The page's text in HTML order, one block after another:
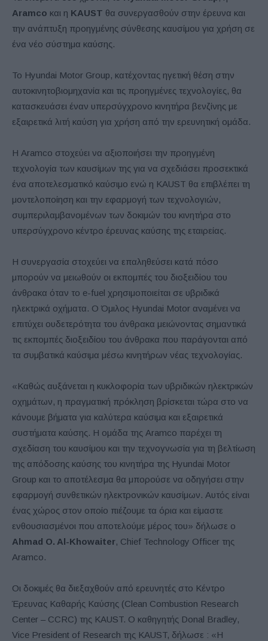
Aramco και η KAUST θα συνεργασθούν στην έρευνα και
την ανάπτυξη προηγμένης σύνθεσης καυσίμου για χρήση σε
ένα νέο σύστημα καύσης.
Το Hyundai Motor Group, κατέχοντας ηγετική θέση στην
αυτοκινητοβιομηχανία και τις προηγμένες τεχνολογίες, θα
κατασκευάσει έναν υπερσύγχρονο κινητήρα βενζίνης με
εξαιρετικά λιτή καύση για χρήση από την ερευνητική ομάδα.
Η Aramco στοχεύει να αξιοποιήσει την προηγμένη
τεχνολογία των καυσίμων της για να σχεδιάσει προσεκτικά
ένα αποτελεσματικό καύσιμο ενώ η KAUST θα επιβλέπει τη
μοντελοποίηση και την εφαρμογή των τεχνολογιών,
συμπεριλαμβανομένων των δοκιμών του κινητήρα στο
υπερσύγχρονο κέντρο έρευνας καύσης της εταιρείας.
Η συνεργασία στοχεύει να επαληθεύσει κατά πόσο
μπορούν να μειωθούν οι εκπομπές του διοξειδίου του
άνθρακα όταν το e-fuel χρησιμοποιείται σε υβριδικά
ηλεκτρικά οχήματα. Ο Όμιλος Hyundai Motor αναμένει να
επιτύχει ουδετερότητα του άνθρακα μειώνοντας σημαντικά
τις εκπομπές διοξειδίου του άνθρακα που παράγονται από
τα συμβατικά καύσιμα μέσω κινητήρων νέας τεχνολογίας.
«Καθώς αυξάνεται η κυκλοφορία των υβριδικών ηλεκτρικών
οχημάτων, η πραγματική πρόκληση βρίσκεται τώρα στο να
κάνουμε βήματα για καλύτερα καύσιμα και εξαιρετικά
συστήματα καύσης. Η ομάδα της Aramco παρέχει τη
σχεδίαση του καυσίμου και την τεχνογνωσία για τη βελτίωση
της απόδοσης καύσης του κινητήρα της Hyundai Motor
Group και το αποτέλεσμα θα μπορούσε να οδηγήσει στην
εφαρμογή συνθετικών ηλεκτρονικών καυσίμων. Αυτός είναι
ένας χώρος στον οποίο πιέζουμε τα όρια και είμαστε
ενθουσιασμένοι που αποτελούμε μέρος του» δήλωσε ο
Ahmad O. Al-Khowaiter, Chief Technology Officer της
Aramco.
Οι δοκιμές θα διεξαχθούν από ερευνητές στο Κέντρο
Έρευνας Καθαρής Καύσης (Clean Combustion Research
Center – CCRC) της KAUST. Ο καθηγητής Donal Bradley,
Vice President of Research της KAUST, δήλωσε : «Η